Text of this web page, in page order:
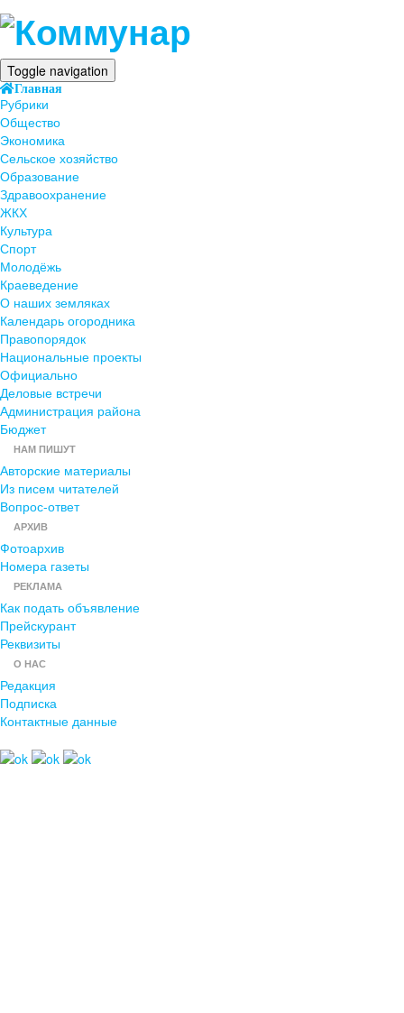
Toggle navigation
Главная
Рубрики
Общество
Экономика
Сельское хозяйство
Образование
Здравоохранение
ЖКХ
Культура
Спорт
Молодёжь
Краеведение
О наших земляках
Календарь огородника
Правопорядок
Национальные проекты
Официально
Деловые встречи
Администрация района
Бюджет
НАМ ПИШУТ
Авторские материалы
Из писем читателей
Вопрос-ответ
АРХИВ
Фотоархив
Номера газеты
РЕКЛАМА
Как подать объявление
Прейскурант
Реквизиты
О НАС
Редакция
Подписка
Контактные данные